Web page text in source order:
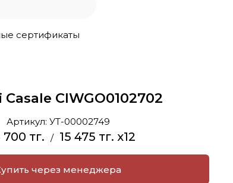
сертификаты
CIWGO0102702
Артикул: УТ-00002749
700 тг. / 15 475 тг. x12
через менеджера